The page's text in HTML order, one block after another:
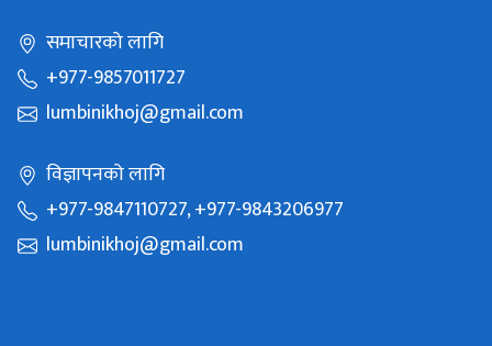
समाचारको लागि
+977-9857011727
lumbinikhoj@gmail.com
विज्ञापनको लागि
+977-9847110727, +977-9843206977
lumbinikhoj@gmail.com